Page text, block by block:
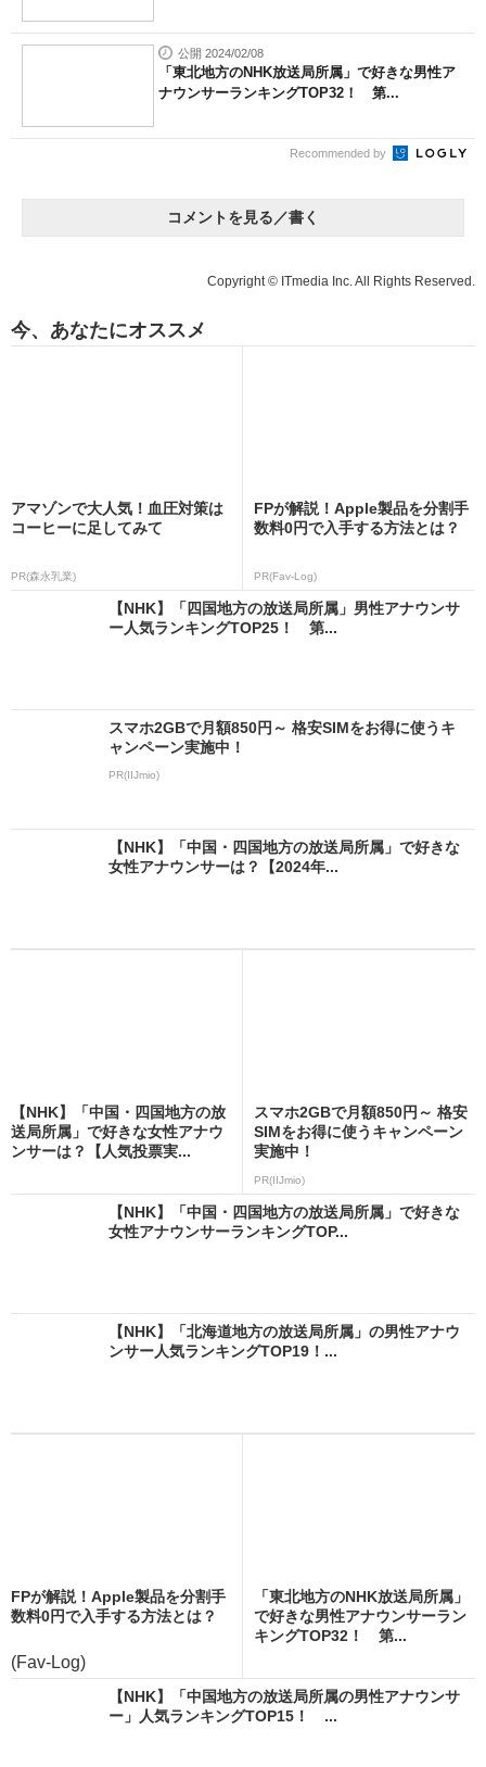
公開 2024/02/08
「東北地方のNHK放送局所属」で好きな男性ア
ナウンサーランキングTOP32！ 第...
Recommended by
コメントを見る／書く
Copyright © ITmedia Inc. All Rights Reserved.
今、あなたにオススメ
アマゾンで大人気！血圧対策は
コーヒーに足してみて
PR(森永乳業)
FPが解説！Apple製品を分割手
数料0円で入手する方法とは？
PR(Fav-Log)
【NHK】「四国地方の放送局所属」男性アナウンサ
ー人気ランキングTOP25！ 第...
スマホ2GBで月額850円～ 格安SIMをお得に使うキ
ャンペーン実施中！
PR(IIJmio)
【NHK】「中国・四国地方の放送局所属」で好きな
女性アナウンサーは？【2024年...
【NHK】「中国・四国地方の放
送局所属」で好きな女性アナウ
ンサーは？【人気投票実...
スマホ2GBで月額850円～ 格安
SIMをお得に使うキャンペーン
実施中！
PR(IIJmio)
【NHK】「中国・四国地方の放送局所属」で好きな
女性アナウンサーランキングTOP...
【NHK】「北海道地方の放送局所属」の男性アナウ
ンサー人気ランキングTOP19！...
FPが解説！Apple製品を分割手
数料0円で入手する方法とは？
(Fav-Log)
「東北地方のNHK放送局所属」
で好きな男性アナウンサーラン
キングTOP32！ 第...
【NHK】「中国地方の放送局所属の男性アナウンサ
ー」人気ランキングTOP15！ ...